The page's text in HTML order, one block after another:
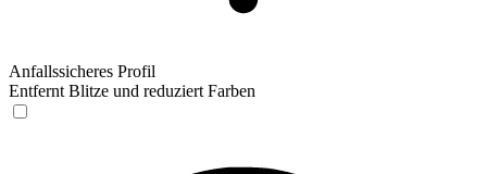
Anfallssicheres Profil
Entfernt Blitze und reduziert Farben